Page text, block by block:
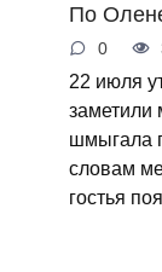
По
0
22 июля
заметили
шмыгала
словам
гостья